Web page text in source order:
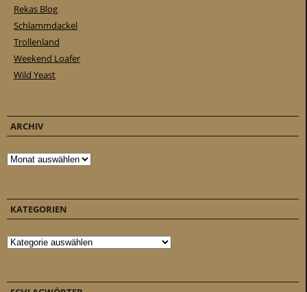
Rekas Blog
Schlammdackel
Trollenland
Weekend Loafer
Wild Yeast
ARCHIV
Archiv
KATEGORIEN
Kategorien